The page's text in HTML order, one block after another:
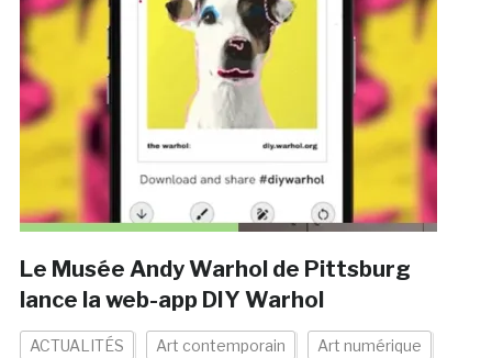
Le Musée Andy Warhol de Pittsburg
lance la web-app DIY Warhol
ACTUALITÉS Art contemporain Art numérique